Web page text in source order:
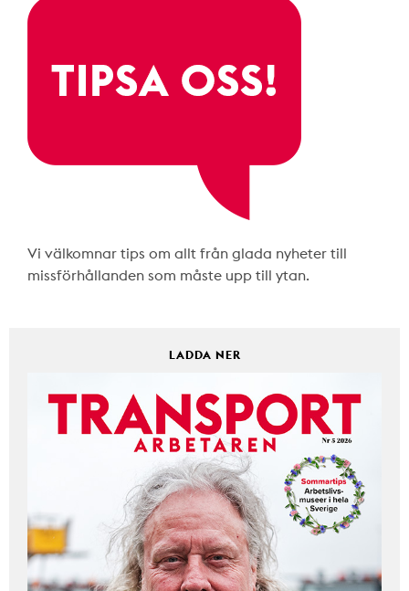
Vi välkomnar tips om allt från glada nyheter till
missförhållanden som måste upp till ytan.
LADDA NER